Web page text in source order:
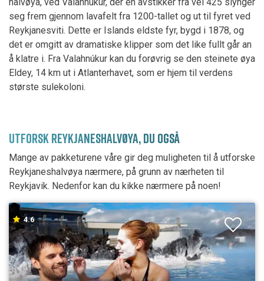
seg frem gjennom lavafelt fra 1200-tallet og ut til fyret ved
Reykjanesviti. Dette er Islands eldste fyr, bygd i 1878, og
det er omgitt av dramatiske klipper som det like fullt går an
å klatre i. Fra Valahnúkur kan du forøvrig se den steinete øya
Eldey, 14 km ut i Atlanterhavet, som er hjem til verdens
største sulekoloni.
UTFORSK REYKJANESHALVØYA, DU OGSÅ
Mange av pakketurene våre gir deg muligheten til å utforske
Reykjaneshalvøya nærmere, på grunn av nærheten til
Reykjavik. Nedenfor kan du kikke nærmere på noen!
4.6